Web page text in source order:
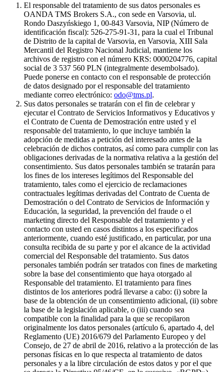
El responsable del tratamiento de sus datos personales es
OANDA TMS Brokers S.A., con sede en Varsovia, ul.
Rondo Daszyńskiego 1, 00-843 Varsovia, NIP (Número de
identificación fiscal): 526-275-91-31, para la cual el Tribunal
de Distrito de la capital de Varsovia, en Varsovia, XIII Sala
Mercantil del Registro Nacional Judicial, mantiene los
archivos de registro con el número KRS: 0000204776, capital
social de 3 537 560 PLN (integralmente desembolsado).
Puede ponerse en contacto con el responsable de protección
de datos designado por el responsable del tratamiento
mediante correo electrónico: odo@tms.pl.
Sus datos personales se tratarán con el fin de celebrar y
ejecutar el Contrato de Servicios Informativos y Educativos y
el Contrato de Cuenta de Demostración entre usted y el
responsable del tratamiento, lo que incluye también la
adopción de medidas a petición del interesado antes de la
celebración de dichos contratos, así como para cumplir con las
obligaciones derivadas de la normativa relativa a la gestión del
consentimiento. Sus datos personales también se tratarán para
los fines de los intereses legítimos del Responsable del
tratamiento, tales como el ejercicio de reclamaciones
contractuales legítimas derivadas del Contrato de Cuenta de
Demostración o del Contrato de Servicios de Información y
Educación, la seguridad, la prevención del fraude o el
marketing directo del Responsable del tratamiento y el
contacto con usted en casos distintos a los especificados
anteriormente, cuando esté justificado, en particular, por una
consulta recibida de su parte y por el alcance de la actividad
comercial del Responsable del tratamiento. Sus datos
personales también podrán ser tratados con fines de marketing
sobre la base del consentimiento que haya otorgado al
Responsable del tratamiento. El tratamiento para fines
distintos de los anteriores podrá llevarse a cabo: (i) sobre la
base de la obtención de un consentimiento adicional, (ii) sobre
la base de la legislación aplicable, o (iii) cuando sea
compatible con la finalidad para la que se recopilaron
originalmente los datos personales (artículo 6, apartado 4, del
Reglamento (UE) 2016/679 del Parlamento Europeo y del
Consejo, de 27 de abril de 2016, relativo a la protección de las
personas físicas en lo que respecta al tratamiento de datos
personales y a la libre circulación de estos datos y por el que